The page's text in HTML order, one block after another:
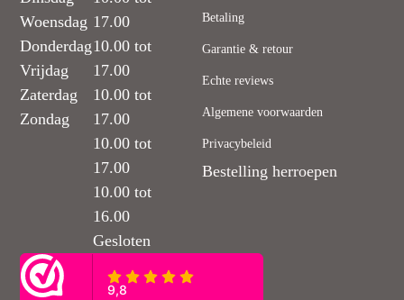
Woensdag
Donderdag
Vrijdag
Zaterdag
Zondag
17.00
10.00 tot
17.00
10.00 tot
17.00
10.00 tot
17.00
10.00 tot
16.00
Gesloten
Betaling
Garantie & retour
Echte reviews
Algemene voorwaarden
Privacybeleid
Bestelling herroepen